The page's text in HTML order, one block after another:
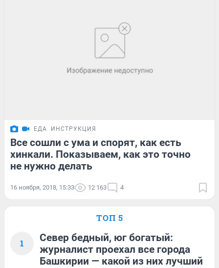
ЕДА ИНСТРУКЦИЯ
Все сошли с ума и спорят, как есть
хинкали. Показываем, как это точно
не нужно делать
16 ноября, 2018, 15:33 12 163 4
ТОП 5
1
Север бедный, юг богатый:
журналист проехал все города
Башкирии — какой из них лучший